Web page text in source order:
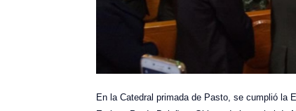
En la Catedral primada de Pasto, se cumplió la